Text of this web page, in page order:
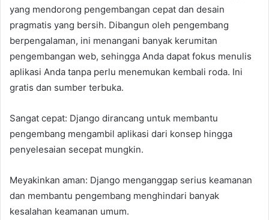
yang mendorong pengembangan cepat dan desain
pragmatis yang bersih. Dibangun oleh pengembang
berpengalaman, ini menangani banyak kerumitan
pengembangan web, sehingga Anda dapat fokus menulis
aplikasi Anda tanpa perlu menemukan kembali roda. Ini
gratis dan sumber terbuka.
Sangat cepat: Django dirancang untuk membantu
pengembang mengambil aplikasi dari konsep hingga
penyelesaian secepat mungkin.
Meyakinkan aman: Django menganggap serius keamanan
dan membantu pengembang menghindari banyak
kesalahan keamanan umum.